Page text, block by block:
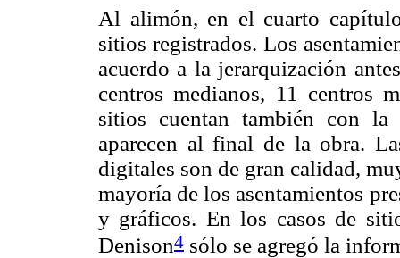
Al alimón, en el cuarto
sitios registrados. Los
acuerdo a la jerarquización
centros medianos, 11 centros
sitios cuentan también con
aparecen al final de la obra.
digitales son de gran calidad,
mayoría de los asentamientos
y gráficos. En los casos de
Denison4 sólo se agregó la